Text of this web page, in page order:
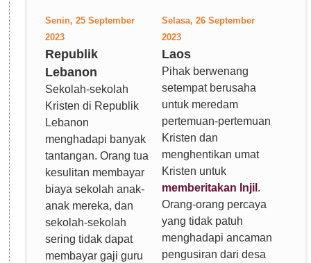
Senin, 25 September
2023
Republik
Lebanon
Sekolah-sekolah
Kristen di Republik
Lebanon
menghadapi banyak
tantangan. Orang tua
kesulitan membayar
biaya sekolah anak-
anak mereka, dan
sekolah-sekolah
sering tidak dapat
membayar gaji guru
Selasa, 26 September
2023
Laos
Pihak berwenang
setempat berusaha
untuk meredam
pertemuan-pertemuan
Kristen dan
menghentikan umat
Kristen untuk
memberitakan Injil .
Orang-orang percaya
yang tidak patuh
menghadapi ancaman
pengusiran dari desa